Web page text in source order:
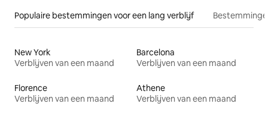
Populaire bestemmingen voor een lang verblijf
New York
Verblijven van een maand
Barcelona
Verblijven van een maand
Florence
Verblijven van een maand
Athene
Verblijven van een maand